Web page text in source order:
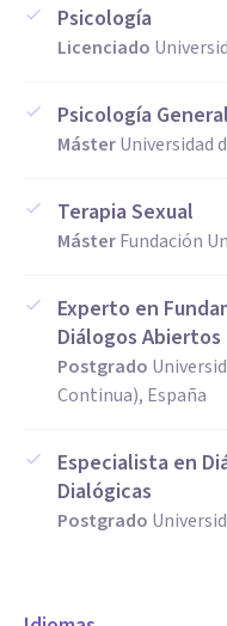
Psicología
Licenciado
Psicología
MásterUniversidad
Terapia Sexual
MásterFundación
Experto en
Diálogos Abiertos
Postgrado
Continua), España
Especialista en
Dialógicas
Postgrado